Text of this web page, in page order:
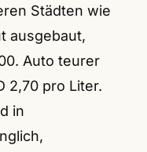
Städten wie
ausgebaut,
Auto teurer
2,70 pro Liter.
in